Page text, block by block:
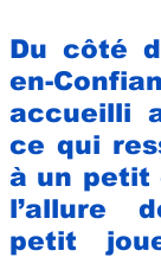
Du côté
en-
accueilli
ce qui
à un petit
l’allure
petit